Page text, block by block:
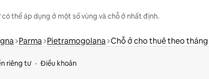
thể áp dụng ở một số vùng và chỗ ở nhất định.
Parma Pietramogolana Chỗ ở cho thuê theo tháng
riêng tư Điều khoản